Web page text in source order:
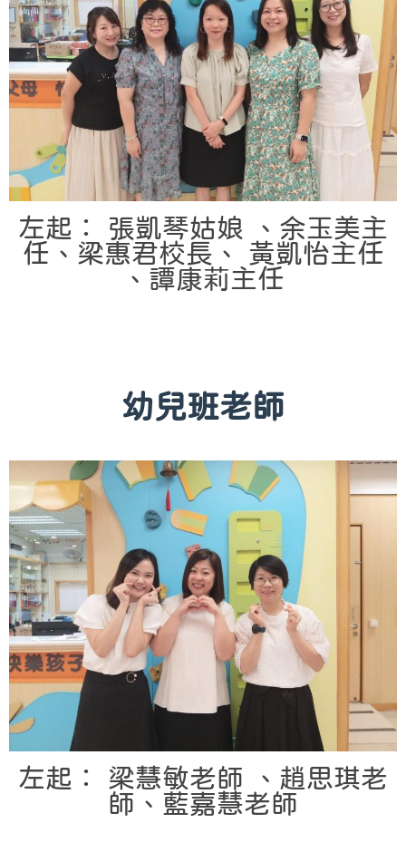
左起： 張凱琴姑娘 、余玉美主
任、梁惠君校長、 黃凱怡主任
、譚康莉主任
幼兒班老師
左起： 梁慧敏老師 、趙思琪老
師、藍嘉慧老師